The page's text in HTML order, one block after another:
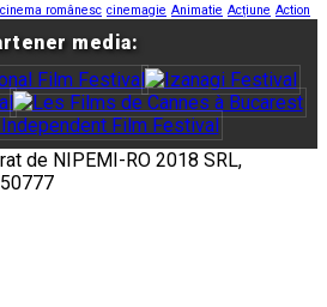
cinema românesc cinemagie Animatie Acțiune Action
media:
de NIPEMI-RO 2018 SRL,